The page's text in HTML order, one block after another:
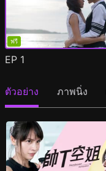
ฟรี
EP 1
ตัวอย่าง ภาพนิ่ง